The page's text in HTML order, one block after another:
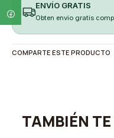
ENVÍO GRATIS
Obten envio gratis
COMPARTE ESTE PRODUCTO
TAMBIÉN